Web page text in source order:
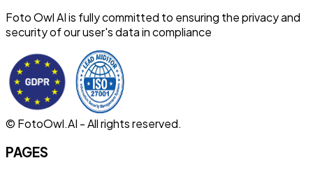
Foto Owl AI is fully committed to ensuring the privacy and
security of our user's data in compliance
© FotoOwl.AI - All rights reserved.
PAGES